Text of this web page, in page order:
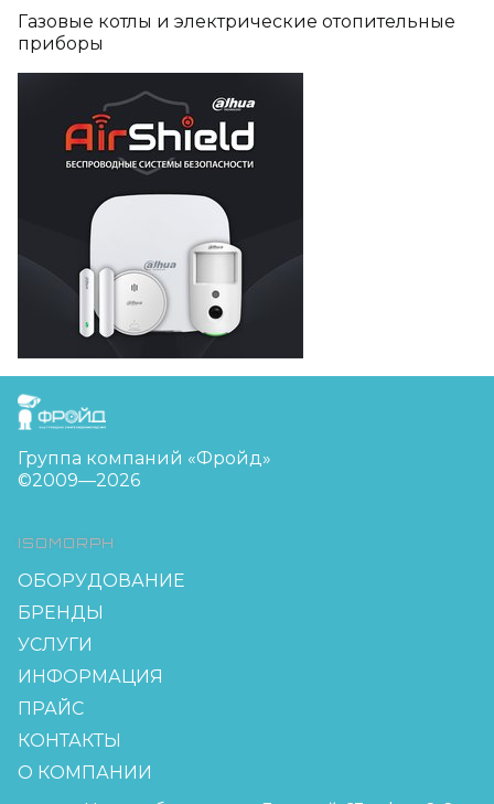
Газовые котлы и электрические отопительные
приборы
FreudGroup
Группа компаний «Фройд»
©2009—2026
ISOMORPH
ОБОРУДОВАНИЕ
БРЕНДЫ
УСЛУГИ
ИНФОРМАЦИЯ
ПРАЙС
КОНТАКТЫ
О КОМПАНИИ